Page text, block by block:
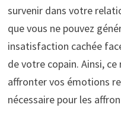
survenir dans votre
que vous ne pouvez
insatisfaction cachée
de votre copain. Ainsi,
affronter vos émotions
nécessaire pour les